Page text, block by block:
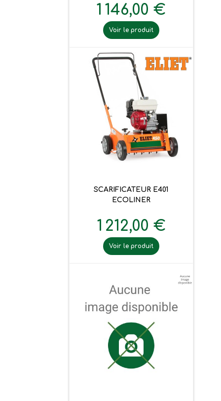
1 146,00 €
Voir le produit
SCARIFICATEUR E401
ECOLINER
1 212,00 €
Voir le produit